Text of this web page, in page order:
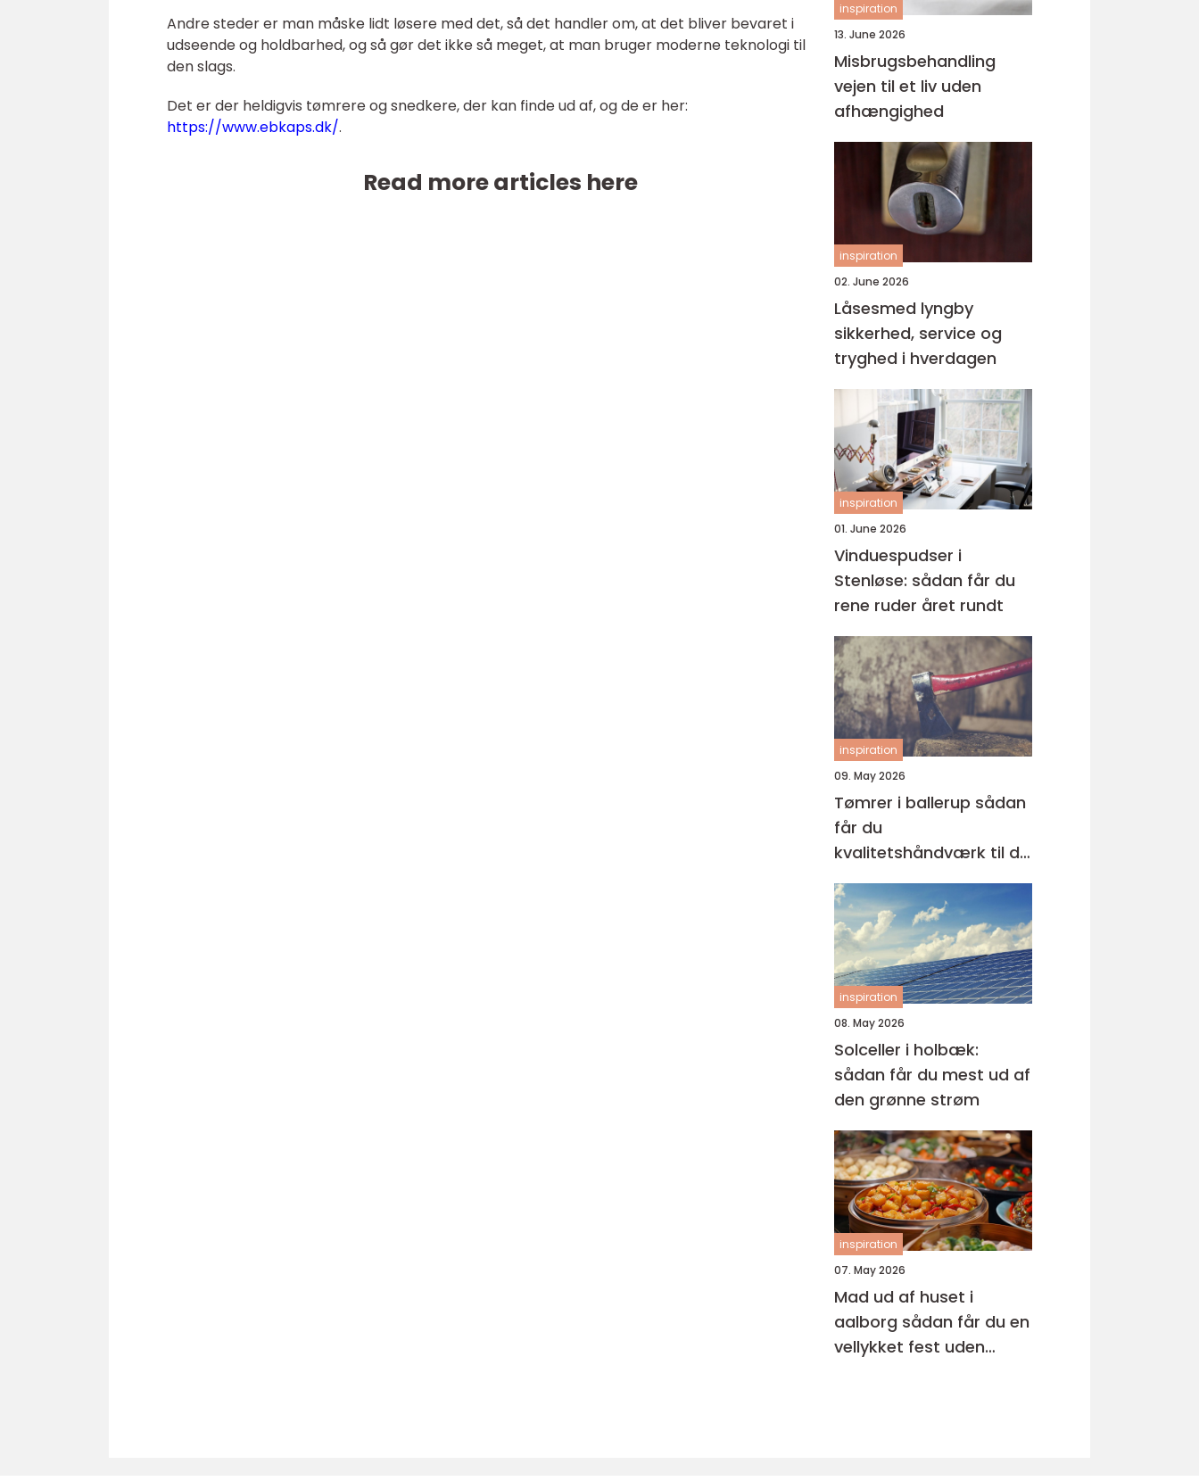
Andre steder er man måske lidt løsere med det, så det handler om, at det bliver bevaret i
udseende og holdbarhed, og så gør det ikke så meget, at man bruger moderne teknologi til
den slags.
Det er der heldigvis tømrere og snedkere, der kan finde ud af, og de er her:
https://www.ebkaps.dk/.
Read more articles here
inspiration
13. June 2026
Misbrugsbehandling
vejen til et liv uden
afhængighed
inspiration
02. June 2026
Låsesmed lyngby
sikkerhed, service og
tryghed i hverdagen
inspiration
01. June 2026
Vinduespudser i
Stenløse: sådan får du
rene ruder året rundt
inspiration
09. May 2026
Tømrer i ballerup sådan
får du
kvalitetshåndværk til dit
næste projekt
inspiration
08. May 2026
Solceller i holbæk:
sådan får du mest ud af
den grønne strøm
inspiration
07. May 2026
Mad ud af huset i
aalborg sådan får du en
vellykket fest uden